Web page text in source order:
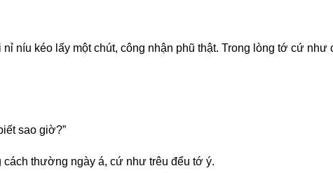
níu kéo lấy một chút, công nhận phũ thật. Trong lòng tớ cứ như
sao giờ?”
thường ngày á, cứ như trêu đểu tớ ý.